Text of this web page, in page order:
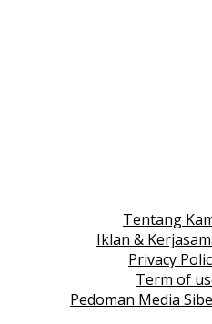
Tentang
Iklan &
Privacy
Term of
Pedoman Media